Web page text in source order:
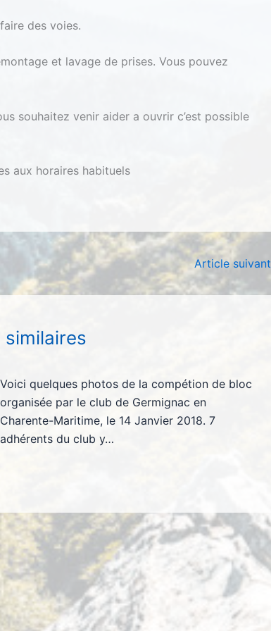
des voies.
et lavage de prises. Vous pouvez
souhaitez venir aider a ouvrir c’est possible
aux horaires habituels
Article suivant
similaires
Voici quelques photos de la compétion de bloc
organisée par le club de Germignac en
Charente-Maritime, le 14 Janvier 2018. 7
adhérents du club y…